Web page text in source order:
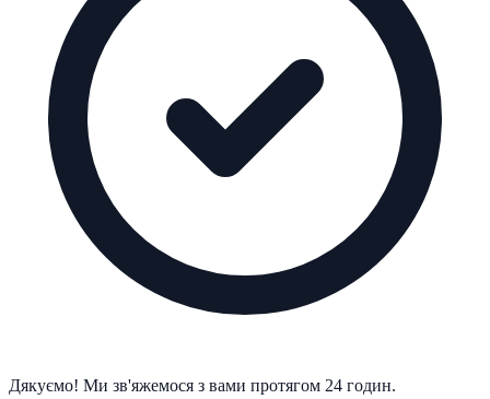
Дякуємо! Ми зв'яжемося з вами протягом 24 годин.